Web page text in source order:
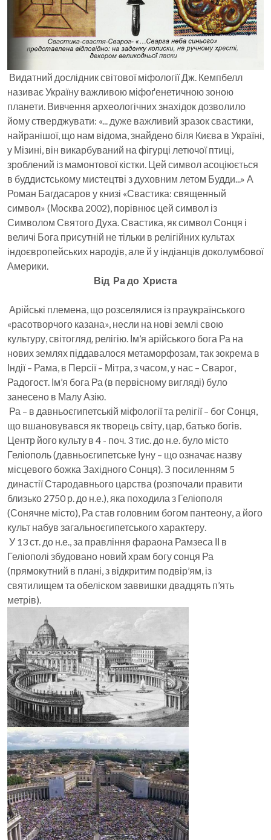
Видатний дослідник світової міфології Дж. Кемпбелл
називає Україну важливою міфоґенетичною зоною
планети. Вивчення археологічних знахідок дозволило
йому стверджувати: «... дуже важливий зразок свастики,
найранішої, що нам відома, знайдено біля Києва в Україні,
у Мізині, він викарбуваний на фігурці летючої птиці,
зроблений із мамонтової кістки. Цей символ асоціюється
в буддистському мистецтві з духовним летом Будди...» А
Роман Багдасаров у книзі «Свастика: священный
символ» (Москва 2002), порівнює цей символ із
Символом Святого Духа. Свастика, як символ Сонця і
величі Бога присутній не тільки в релігійних культах
індоєвропейських народів, але й у індіанців доколумбової
Америки.
Від Ра до Христа
Арійські племена, що розселялися із праукраїнського
«расотворчого казана», несли на нові землі свою
культуру, світогляд, релігію. Ім’я арійського бога Ра на
нових землях піддавалося метаморфозам, так зокрема в
Індії – Рама, в Персії – Мітра, з часом, у нас – Сварог,
Радогост. Ім’я бога Ра (в первісному вигляді) було
занесено в Малу Азію.
Ра – в давньоєгипетській міфології та релігії – бог Сонця,
що вшановувався як творець світу, цар, батько богів.
Центр його культу в 4 - поч. 3 тис. до н.е. було місто
Геліополь (давньоєгипетське Іуну – що означає назву
місцевого божка Західного Сонця). З посиленням 5
династії Стародавнього царства (розпочали правити
близько 2750 р. до н.е.), яка походила з Геліополя
(Сонячне місто), Ра став головним богом пантеону, а його
культ набув загальноєгипетського характеру.
У 13 ст. до н.е., за правління фараона Рамзеса ІІ в
Геліополі збудовано новий храм богу сонця Ра
(прямокутний в плані, з відкритим подвір’ям, із
святилищем та обеліском заввишки двадцять п’ять
метрів).